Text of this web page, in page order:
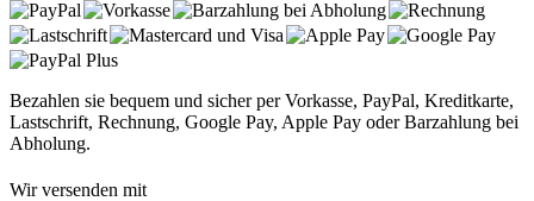
Bezahlen sie bequem und sicher per Vorkasse, PayPal, Kreditkarte,
Lastschrift, Rechnung, Google Pay, Apple Pay oder Barzahlung bei
Abholung.
Wir versenden mit